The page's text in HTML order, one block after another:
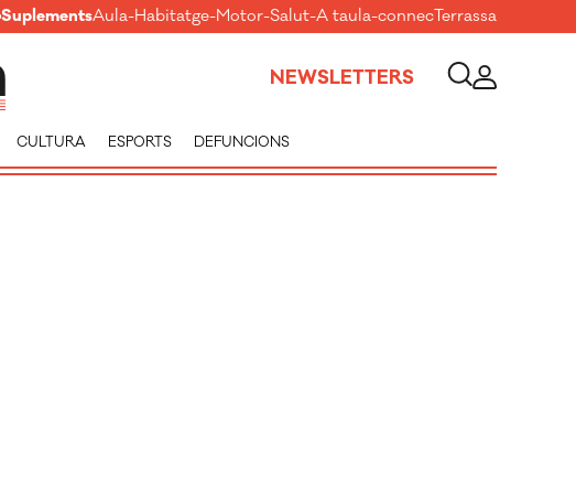
SuplementsAula-Habitatge-Motor-Salut-A taula-connecTerrassa
NEWSLETTERS
CULTURA ESPORTS DEFUNCIONS